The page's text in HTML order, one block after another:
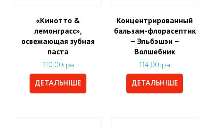
«Кинотто &
лемонграсс»,
освежающая зубная
паста
110,00грн
ДЕТАЛЬНІШЕ
Концентрированный
бальзам-флорасептик
– Эльбэшэн –
Волшебник
114,00грн
ДЕТАЛЬНІШЕ